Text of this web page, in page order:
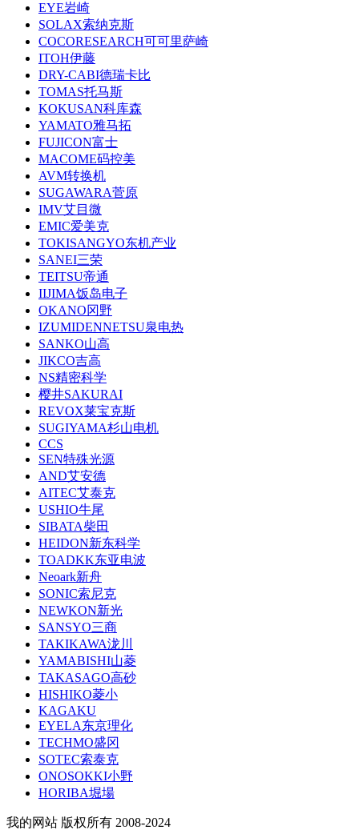
EYE岩崎
SOLAX索纳克斯
COCORESEARCH可可里萨崎
ITOH伊藤
DRY-CABI德瑞卡比
TOMAS托马斯
KOKUSAN科库森
YAMATO雅马拓
FUJICON富士
MACOME码控美
AVM转换机
SUGAWARA菅原
IMV艾目微
EMIC爱美克
TOKISANGYO东机产业
SANEI三荣
TEITSU帝通
IIJIMA饭岛电子
OKANO冈野
IZUMIDENNETSU泉电热
SANKO山高
JIKCO吉高
NS精密科学
樱井SAKURAI
REVOX莱宝克斯
SUGIYAMA杉山电机
CCS
SEN特殊光源
AND艾安德
AITEC艾泰克
USHIO牛尾
SIBATA柴田
HEIDON新东科学
TOADKK东亚电波
Neoark新舟
SONIC索尼克
NEWKON新光
SANSYO三商
TAKIKAWA泷川
YAMABISHI山菱
TAKASAGO高砂
HISHIKO菱小
KAGAKU
EYELA东京理化
TECHMO盛冈
SOTEC索泰克
ONOSOKKI小野
HORIBA堀場
我的网站 版权所有 2008-2024